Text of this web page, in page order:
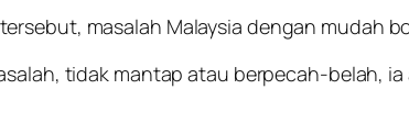
masalah Malaysia dengan mudah
tidak mantap atau berpecah-belah,